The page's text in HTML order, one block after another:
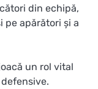
din echipă,
apărători și a
un rol vital